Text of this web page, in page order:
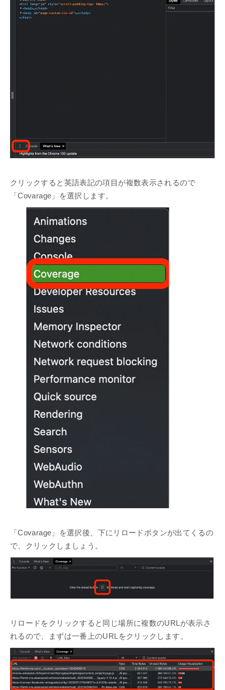
クリックすると英語表記の項目が複数表示されるので
「Covarage」を選択します。
「Covarage」を選択後、下にリロードボタンが出てくるの
で、クリックしましょう。
リロードをクリックすると同じ場所に複数のURLが表示さ
れるので、まずは一番上のURLをクリックします。